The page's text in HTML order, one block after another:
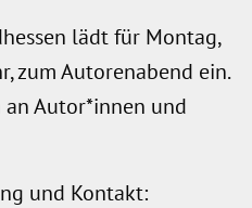
lädt für Montag,
zum Autorenabend ein.
Autor*innen und
und Kontakt: